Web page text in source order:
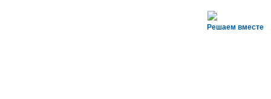
Решаем вместе